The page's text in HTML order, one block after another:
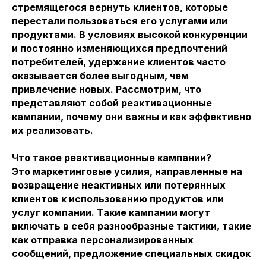
стремящегося вернуть клиентов, которые
перестали пользоваться его услугами или
продуктами. В условиях высокой конкуренции
и постоянно изменяющихся предпочтений
потребителей, удержание клиентов часто
оказывается более выгодным, чем
привлечение новых. Рассмотрим, что
представляют собой реактивационные
кампании, почему они важны и как эффективно
их реализовать.
Что такое реактивационные кампании?
Это маркетинговые усилия, направленные на
возвращение неактивных или потерянных
клиентов к использованию продуктов или
услуг компании. Такие кампании могут
включать в себя разнообразные тактики, такие
как отправка персонализированных
сообщений, предложение специальных скидок